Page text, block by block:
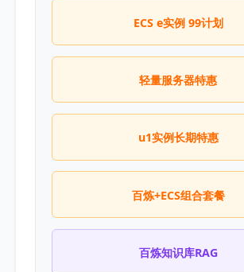
ECS e实例 99计划
轻量服务器特惠
u1实例长期特惠
百炼+ECS组合套餐
百炼知识库RAG